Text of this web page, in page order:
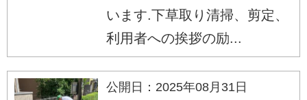
います.下草取り清掃、剪定、
利用者への挨拶の励...
公開日：2025年08月31日